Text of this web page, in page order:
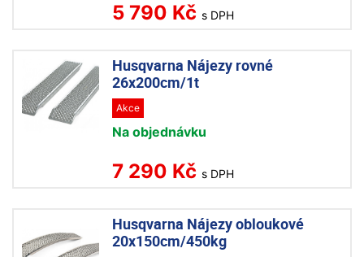
5 790 Kč s DPH
Husqvarna Nájezy rovné
26x200cm/1t
Akce
Na objednávku
7 290 Kč s DPH
Husqvarna Nájezy obloukové
20x150cm/450kg